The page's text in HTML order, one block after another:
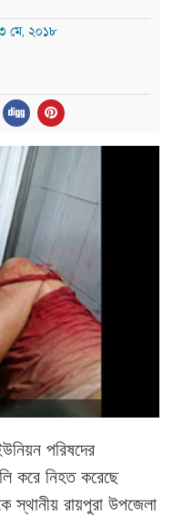
মে, ২০১৮
পরিষদের
করে নিহত করেছে
রায়পুরা উপজেলা